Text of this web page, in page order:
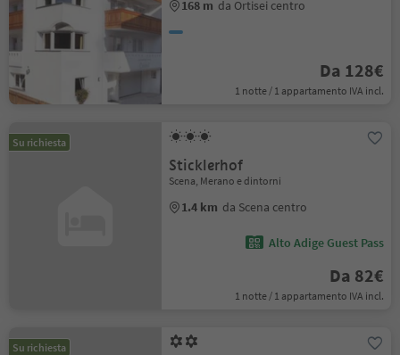
168 m da Ortisei centro
Da 128€
1 notte / 1 appartamento IVA incl.
Su richiesta
Sticklerhof
Scena, Merano e dintorni
1.4 km da Scena centro
Alto Adige Guest Pass
Da 82€
1 notte / 1 appartamento IVA incl.
Su richiesta